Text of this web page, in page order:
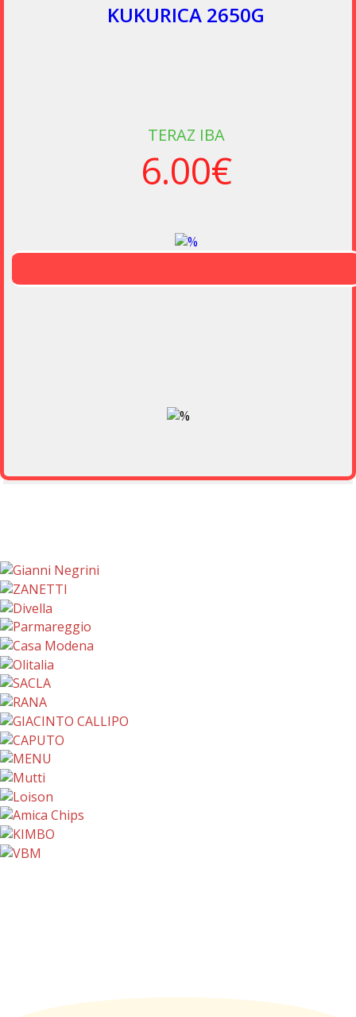
KUKURICA 2650G
TERAZ IBA
6.00€